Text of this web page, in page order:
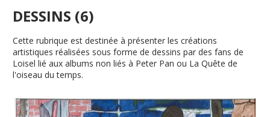
DESSINS (6)
Cette rubrique est destinée à présenter les créations
artistiques réalisées sous forme de dessins par des fans de
Loisel lié aux albums non liés à Peter Pan ou La Quête de
l'oiseau du temps.